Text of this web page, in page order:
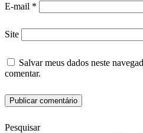
E-mail *
Site
Salvar meus dados neste
comentar.
Pesquisar